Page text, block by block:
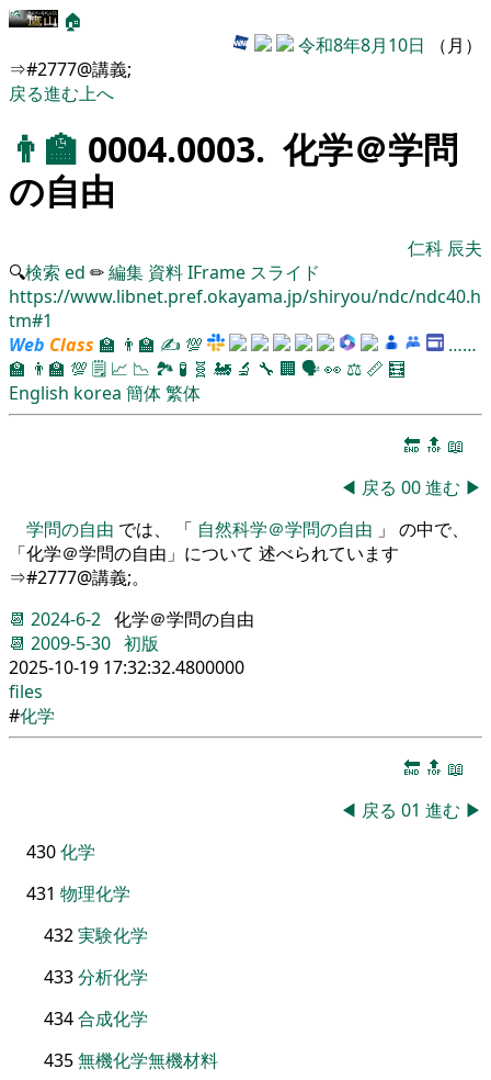
🏠
令和8年8月10日 （月）
⇒#2777@講義;
戻る進む上へ
👨‍🏫 0004.0003. 化学＠学問
の自由
仁科 辰夫
🔍検索 ed ✏編集 資料IFrame スライド
https://www.libnet.pref.okayama.jp/shiryou/ndc/ndc40.h
tm#1
Web Class 🏫 👨‍🏫 ✍ 💯
……
🏫 👨‍🏫 💯 🗒️ 📈 📉 🏞 🧪 🧬 🚂 🔬 🔧 🏢 🗣️👀 ⚖️ 📏 🧮
English korea 簡体繁体
🔚 🔝 📖
◀ 戻る 00進む ▶
学問の自由 では、 「 自然科学＠学問の自由 」 の中で、
「化学＠学問の自由」について 述べられています
⇒#2777@講義;。
📆 2024-6-2 化学＠学問の自由
📆 2009-5-30 初版
2025-10-19 17:32:32.4800000
files
#化学
🔚 🔝 📖
◀ 戻る 01 進む ▶
430化学
431 物理化学
432実験化学
433分析化学
434合成化学
435無機化学無機材料